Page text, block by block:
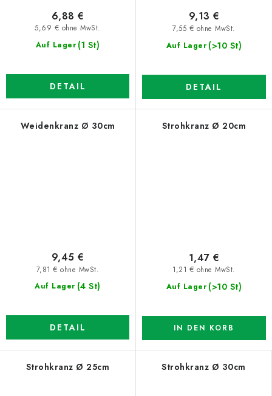
Auf Lager (1 St)
5,69 € ohne MwSt.
6,88 €
DETAIL
Auf Lager (>10 St)
7,55 € ohne MwSt.
9,13 €
DETAIL
Weidenkranz Ø 30cm
Auf Lager (4 St)
7,81 € ohne MwSt.
9,45 €
DETAIL
Strohkranz Ø 20cm
Auf Lager (>10 St)
1,21 € ohne MwSt.
1,47 €
IN DEN KORB
Strohkranz Ø 25cm Strohkranz Ø 30cm